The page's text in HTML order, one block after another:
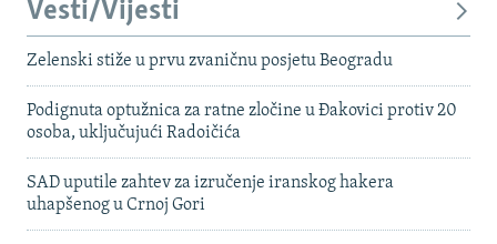
Vesti/Vijesti
Zelenski stiže u prvu zvaničnu posjetu Beogradu
Podignuta optužnica za ratne zločine u Đakovici protiv 20
osoba, uključujući Radoičića
SAD uputile zahtev za izručenje iranskog hakera
uhapšenog u Crnoj Gori